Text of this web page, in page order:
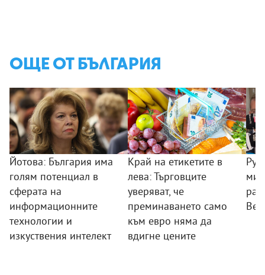
ОЩЕ ОТ БЪЛГАРИЯ
Йотова: България има
голям потенциал в
сферата на
информационните
технологии и
изкуствения интелект
Край на етикетите в
лева: Търговците
уверяват, че
преминаването само
към евро няма да
вдигне цените